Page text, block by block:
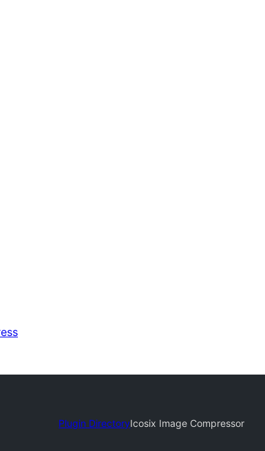
Plugin DirectoryIcosix Image Compressor